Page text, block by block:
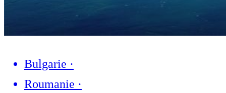
Bulgarie ·
Roumanie ·